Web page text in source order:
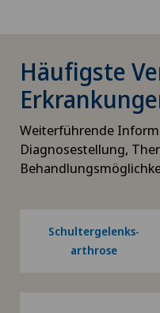
Häufigste
Weiterführende
Diagnosestellung,
Schultergelenks-
arthrose